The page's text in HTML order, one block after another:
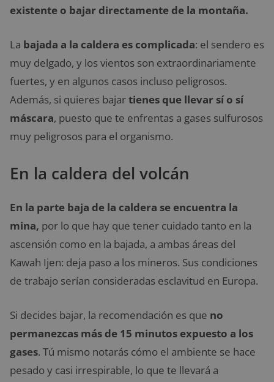
existente o bajar directamente de la montaña.
La bajada a la caldera es complicada: el sendero es
muy delgado, y los vientos son extraordinariamente
fuertes, y en algunos casos incluso peligrosos.
Además, si quieres bajartienes que llevar sí o sí
máscara, puesto que te enfrentas a gases sulfurosos
muy peligrosos para el organismo.
En la caldera del volcán
En la parte baja de la caldera se encuentra la
mina, por lo que hay que tener cuidado tanto en la
ascensión como en la bajada, a ambas áreas del
Kawah Ijen: deja paso a los mineros. Sus condiciones
de trabajo serían consideradas esclavitud en Europa.
Si decides bajar, la recomendación es que no
permanezcas más de 15 minutos expuesto a los
gases. Tú mismo notarás cómo el ambiente se hace
pesado y casi irrespirable, lo que te llevará a